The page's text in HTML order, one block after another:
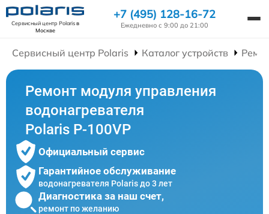
Сервисный центр Polarisв
Москве
+7 (495) 128-16-72
Ежедневно с 9:00 до 21:00
Сервисный центр Polaris Каталог устройств
Ремонт модуля управления
водонагревателя
Polaris P-100VP
Официальный сервис
Гарантийное обслуживание
водонагревателя Polaris до 3 лет
Диагностика за наш счет,
ремонт по желанию